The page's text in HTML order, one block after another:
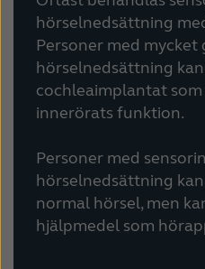
hörselnedsättning
Personer med mycket
hörselnedsättning
cochleaimplantat
innerörats funktion.
Personer med
hörselnedsättning
normal hörsel, men
hjälpmedel som